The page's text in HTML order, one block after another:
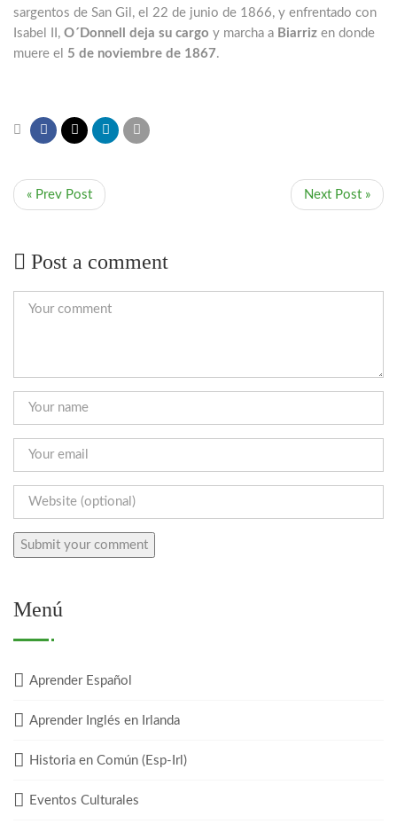
sargentos de San Gil, el 22 de junio de 1866, y enfrentado con
Isabel II, O´Donnell deja su cargo y marcha a Biarriz en donde
muere el 5 de noviembre de 1867.
« Prev Post Next Post »
Post a comment
Menú
Aprender Español
Aprender Inglés en Irlanda
Historia en Común (Esp-Irl)
Eventos Culturales